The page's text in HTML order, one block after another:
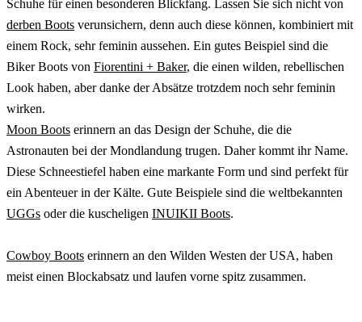
Schuhe für einen besonderen Blickfang. Lassen Sie sich nicht von
derben Boots verunsichern, denn auch diese können, kombiniert mit
einem Rock, sehr feminin aussehen. Ein gutes Beispiel sind die
Biker Boots von Fiorentini + Baker, die einen wilden, rebellischen
Look haben, aber danke der Absätze trotzdem noch sehr feminin
wirken.
Moon Boots erinnern an das Design der Schuhe, die die
Astronauten bei der Mondlandung trugen. Daher kommt ihr Name.
Diese Schneestiefel haben eine markante Form und sind perfekt für
ein Abenteuer in der Kälte. Gute Beispiele sind die weltbekannten
UGGs oder die kuscheligen INUIKII Boots.
Cowboy Boots erinnern an den Wilden Westen der USA, haben
meist einen Blockabsatz und laufen vorne spitz zusammen.